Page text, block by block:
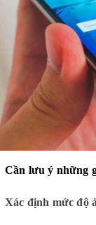
Cần lưu ý những
Xác định mức độ